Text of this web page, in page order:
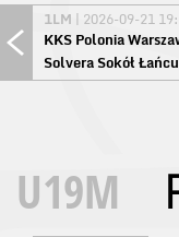
1LM | 2026-09-21
KKS Polonia
Solvera Sokół
U19M